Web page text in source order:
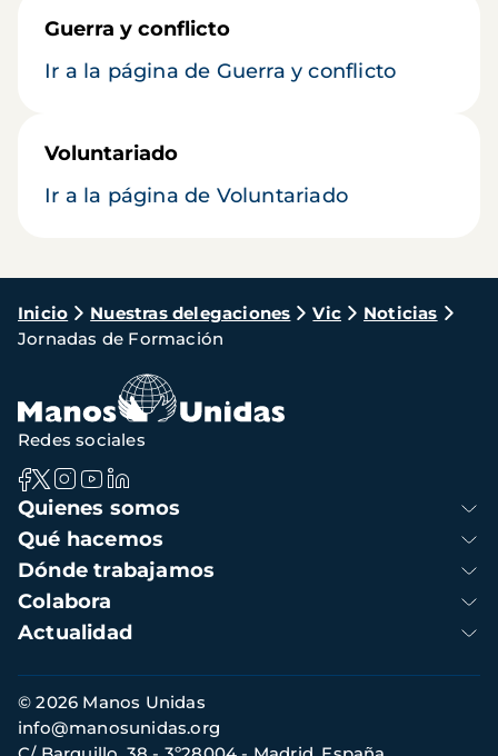
Guerra y conflicto
Ir a la página de Guerra y conflicto
Voluntariado
Ir a la página de Voluntariado
Ruta
de
navegación
Inicio Nuestras delegaciones Vic
Noticias
Jornadas de Formación
Navegación
principal
Quienes somos
Qué hacemos
Dónde trabajamos
Colabora
Actualidad
Redes sociales
Información
de
contacto
© 2026 Manos Unidas
info@manosunidas.org